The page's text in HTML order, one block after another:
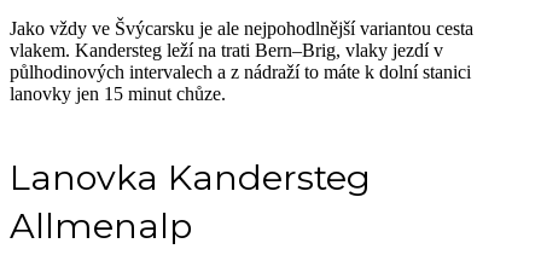
Jako vždy ve Švýcarsku je ale nejpohodlnější variantou cesta
vlakem. Kandersteg leží na trati Bern–Brig, vlaky jezdí v
půlhodinových intervalech a z nádraží to máte k dolní stanici
lanovky jen 15 minut chůze.
Lanovka Kandersteg
Allmenalp